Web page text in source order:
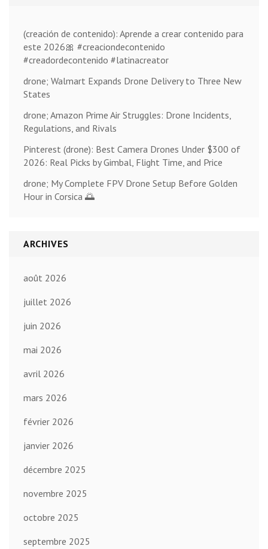
(creación de contenido): Aprende a crear contenido para
este 2026🎀 #creaciondecontenido
#creadordecontenido #latinacreator
drone; Walmart Expands Drone Delivery to Three New
States
drone; Amazon Prime Air Struggles: Drone Incidents,
Regulations, and Rivals
Pinterest (drone): Best Camera Drones Under $300 of
2026: Real Picks by Gimbal, Flight Time, and Price
drone; My Complete FPV Drone Setup Before Golden
Hour in Corsica 🌅
ARCHIVES
août 2026
juillet 2026
juin 2026
mai 2026
avril 2026
mars 2026
février 2026
janvier 2026
décembre 2025
novembre 2025
octobre 2025
septembre 2025